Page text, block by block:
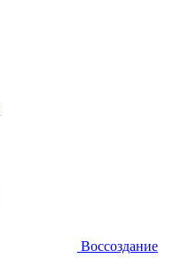
Воссоздание